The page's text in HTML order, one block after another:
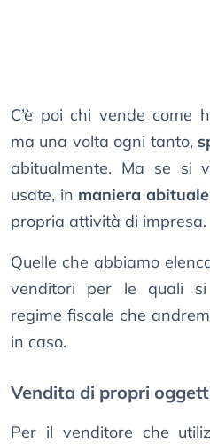
C’è poi chi vende come
ma una volta ogni tanto,
abitualmente. Ma se si
usate, in maniera abituale
propria attività di impresa.
Quelle che abbiamo
venditori per le quali
regime fiscale che
in caso.
Vendita di propri
Per il venditore che